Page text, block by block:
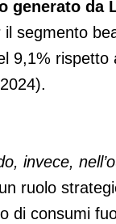
generato da
segmento
9,1%
invece,
ruolo
di consumi